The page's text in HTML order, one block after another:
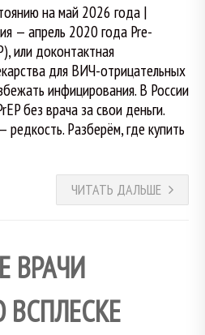
на май 2026 года |
— апрель 2020 года Pre-
или доконтактная
для ВИЧ-отрицательных
инфицирования. В России
без врача за свои деньги.
редкость. Разберём, где купить
ЧИТАТЬ ДАЛЬШЕ
ВРАЧИ